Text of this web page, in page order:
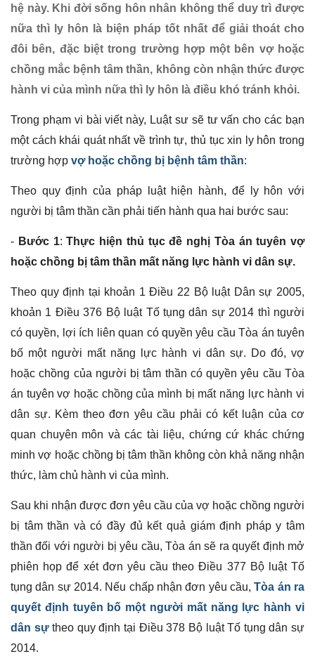
hệ này. Khi đời sống hôn nhân không thể duy trì được
nữa thì ly hôn là biện pháp tốt nhất để giải thoát cho
đôi bên, đặc biệt trong trường hợp một bên vợ hoặc
chồng mắc bệnh tâm thần, không còn nhận thức được
hành vi của mình nữa thì ly hôn là điều khó tránh khỏi.
Trong phạm vi bài viết này, Luật sư sẽ tư vấn cho các bạn
một cách khái quát nhất về trình tự, thủ tục xin ly hôn trong
trường hợp vợ hoặc chồng bị bệnh tâm thần:
Theo quy định của pháp luật hiện hành, để ly hôn với
người bị tâm thần cần phải tiến hành qua hai bước sau:
- Bước 1:Thực hiện thủ tục đề nghị Tòa án tuyên vợ
hoặc chồng bị tâm thần mất năng lực hành vi dân sự.
Theo quy định tại khoản 1 Điều 22 Bộ luật Dân sự 2005,
khoản 1 Điều 376 Bộ luật Tố tụng dân sự 2014 thì người
có quyền, lợi ích liên quan có quyền yêu cầu Tòa án tuyên
bố một người mất năng lực hành vi dân sự. Do đó, vợ
hoặc chồng của người bị tâm thần có quyền yêu cầu Tòa
án tuyên vợ hoặc chồng của mình bị mất năng lực hành vi
dân sự. Kèm theo đơn yêu cầu phải có kết luận của cơ
quan chuyên môn và các tài liệu, chứng cứ khác chứng
minh vợ hoặc chồng bị tâm thần không còn khả năng nhận
thức, làm chủ hành vi của mình.
Sau khi nhận được đơn yêu cầu của vợ hoặc chồng người
bị tâm thần và có đầy đủ kết quả giám định pháp y tâm
thần đối với người bị yêu cầu, Tòa án sẽ ra quyết định mở
phiên họp để xét đơn yêu cầu theo Điều 377 Bộ luật Tố
tụng dân sự 2014. Nếu chấp nhận đơn yêu cầu,Tòa án ra
quyết định tuyên bố một người mất năng lực hành vi
dân sựtheo quy định tại Điều 378 Bộ luật Tố tụng dân sự
2014.